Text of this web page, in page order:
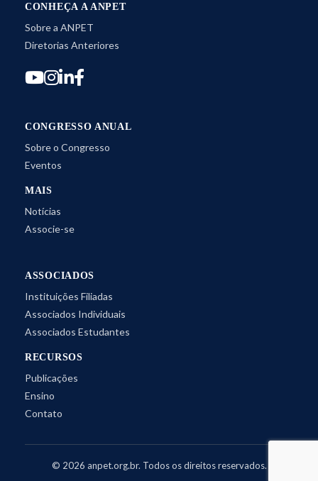
CONHEÇA A ANPET
Sobre a ANPET
Diretorias Anteriores
CONGRESSO ANUAL
Sobre o Congresso
Eventos
MAIS
Notícias
Associe-se
ASSOCIADOS
Instituições Filiadas
Associados Individuais
Associados Estudantes
RECURSOS
Publicações
Ensino
Contato
© 2026 anpet.org.br. Todos os direitos reservados.